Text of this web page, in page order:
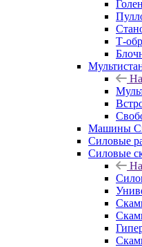
Т-
Машины
Силовые
Силовые